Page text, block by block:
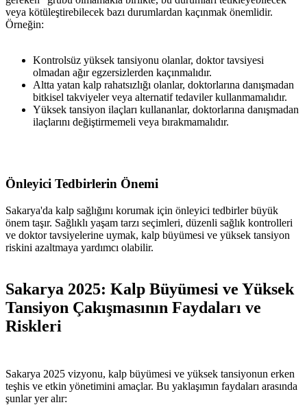
veya kötüleştirebilecek bazı durumlardan kaçınmak önemlidir.
Örneğin:
Kontrolsüz yüksek tansiyonu olanlar, doktor tavsiyesi
olmadan ağır egzersizlerden kaçınmalıdır.
Altta yatan kalp rahatsızlığı olanlar, doktorlarına danışmadan
bitkisel takviyeler veya alternatif tedaviler kullanmamalıdır.
Yüksek tansiyon ilaçları kullananlar, doktorlarına danışmadan
ilaçlarını değiştirmemeli veya bırakmamalıdır.
Önleyici Tedbirlerin Önemi
Sakarya'da kalp sağlığını korumak için önleyici tedbirler büyük
önem taşır. Sağlıklı yaşam tarzı seçimleri, düzenli sağlık kontrolleri
ve doktor tavsiyelerine uymak, kalp büyümesi ve yüksek tansiyon
riskini azaltmaya yardımcı olabilir.
Sakarya 2025: Kalp Büyümesi ve Yüksek
Tansiyon Çakışmasının Faydaları ve
Riskleri
Sakarya 2025 vizyonu, kalp büyümesi ve yüksek tansiyonun erken
teşhis ve etkin yönetimini amaçlar. Bu yaklaşımın faydaları arasında
şunlar yer alır: